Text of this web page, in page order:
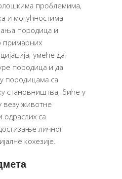
проблемима,
и могућностима
породица и
примарних
умеће да
породица и да
породицама са
становништва; биће у
везу животне
са
личног
кохезије.